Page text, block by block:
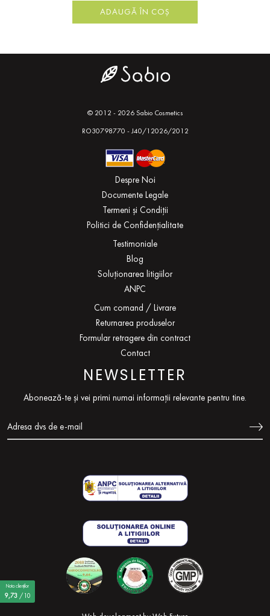
ADAUGĂ ÎN COȘ
© 2012 - 2026 Sabio Cosmetics
RO30798770 - J40/12026/2012
Despre Noi
Documente Legale
Termeni și Condiții
Politici de Confidențialitate
Testimoniale
Blog
Soluționarea litigiilor
ANPC
Cum comand / Livrare
Returnarea produselor
Formular retragere din contract
Contact
NEWSLETTER
Abonează-te și vei primi numai informații relevante pentru tine.
Nota clienților
9,73/10